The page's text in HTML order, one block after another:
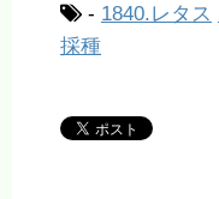
- 1840.レタス
採種